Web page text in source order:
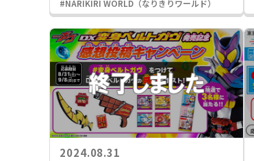
#NARIKIRI WORLD（なりきりワールド）
2024.08.31